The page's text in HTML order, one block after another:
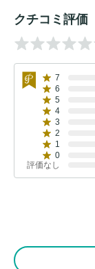
クチコミ評価
7
6
5
4
3
2
1
0
評価なし